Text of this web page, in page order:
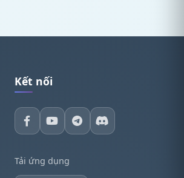
Kết nối
Tải ứng dụng